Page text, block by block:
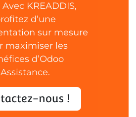
KREADDIS,
d’une
sur mesure
maximiser les
d’Odoo
Assistance.
nous !